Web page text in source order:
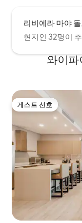
리비에라 마야
현지인 32명이
와이
게스트 선호
게스트 선호